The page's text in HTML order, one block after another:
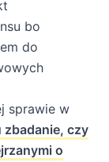
bo
do
sprawie w
zbadanie, czy
o